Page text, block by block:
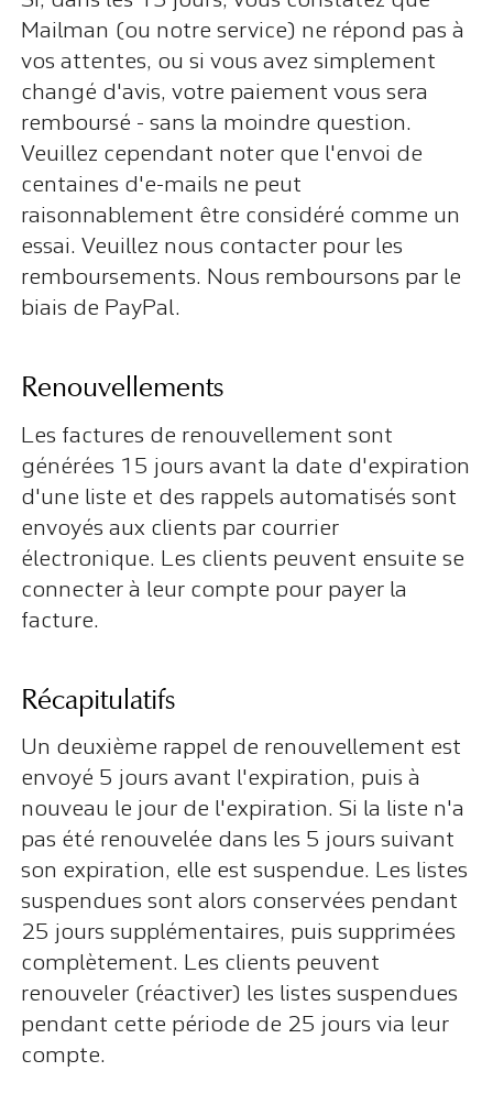
Mailman (ou notre service) ne répond pas à
vos attentes, ou si vous avez simplement
changé d'avis, votre paiement vous sera
remboursé - sans la moindre question.
Veuillez cependant noter que l'envoi de
centaines d'e-mails ne peut
raisonnablement être considéré comme un
essai. Veuillez nous contacter pour les
remboursements. Nous remboursons par le
biais de PayPal.
Renouvellements
Les factures de renouvellement sont
générées 15 jours avant la date d'expiration
d'une liste et des rappels automatisés sont
envoyés aux clients par courrier
électronique. Les clients peuvent ensuite se
connecter à leur compte pour payer la
facture.
Récapitulatifs
Un deuxième rappel de renouvellement est
envoyé 5 jours avant l'expiration, puis à
nouveau le jour de l'expiration. Si la liste n'a
pas été renouvelée dans les 5 jours suivant
son expiration, elle est suspendue. Les listes
suspendues sont alors conservées pendant
25 jours supplémentaires, puis supprimées
complètement. Les clients peuvent
renouveler (réactiver) les listes suspendues
pendant cette période de 25 jours via leur
compte.